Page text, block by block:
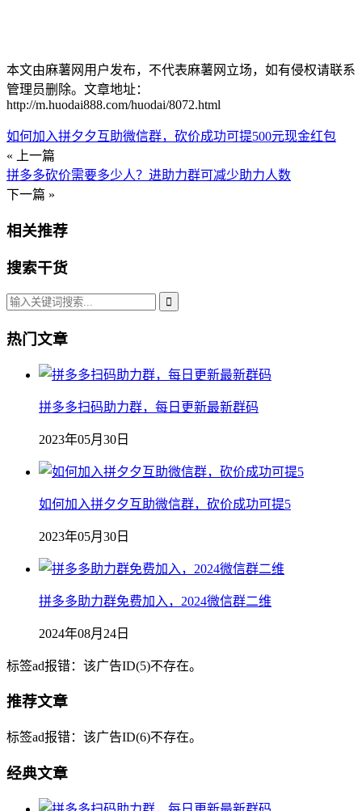
本文由麻薯网用户发布，不代表麻薯网立场，如有侵权请联系
管理员删除。文章地址：
http://m.huodai888.com/huodai/8072.html
如何加入拼夕夕互助微信群，砍价成功可提500元现金红包
« 上一篇
拼多多砍价需要多少人？进助力群可减少助力人数
下一篇 »
相关推荐
搜索干货
热门文章
拼多多扫码助力群，每日更新最新群码
2023年05月30日
如何加入拼夕夕互助微信群，砍价成功可提5
2023年05月30日
拼多多助力群免费加入，2024微信群二维
2024年08月24日
标签ad报错：该广告ID(5)不存在。
推荐文章
标签ad报错：该广告ID(6)不存在。
经典文章